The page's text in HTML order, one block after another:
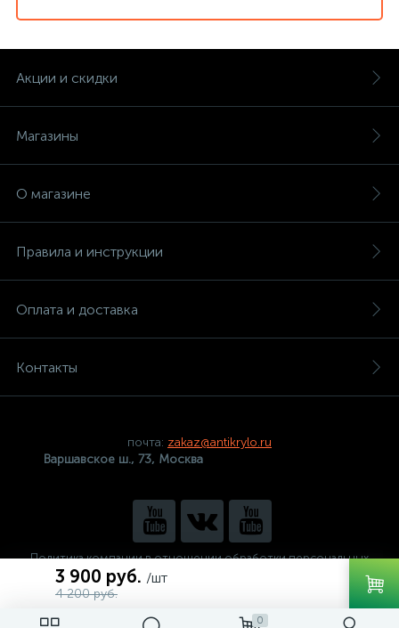
0
3 900 руб. /шт
4 200 руб.
Акции и скидки
Магазины
О магазине
Правила и инструкции
Оплата и доставка
Контакты
почта: zakaz@antikrylo.ru
Варшавское ш., 73, Москва
Политика компании в отношении обработки персональных